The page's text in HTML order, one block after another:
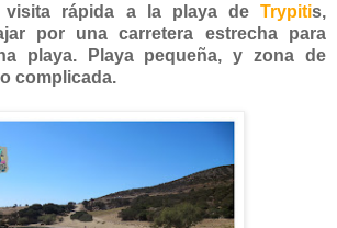
visita rápida a la playa de Trypitis,
por una carretera estrecha para
playa. Playa pequeña, y zona de
complicada.